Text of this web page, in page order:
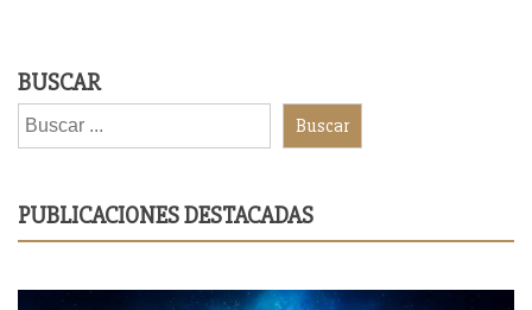
BUSCAR
Buscar
PUBLICACIONES DESTACADAS